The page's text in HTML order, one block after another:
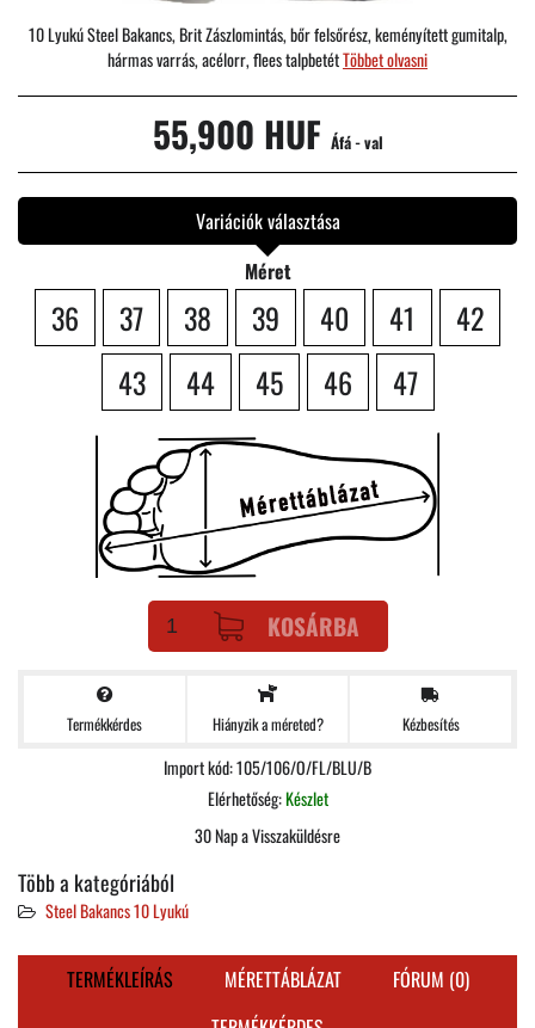
10 Lyukú Steel Bakancs, Brit Zászlomintás, bőr felsőrész, keményített gumitalp,
hármas varrás, acélorr, flees talpbetétTöbbet olvasni
55,900 HUF Áfá - val
Variációk választása
Méret
36 37 38 39 40 41
42
43
44 45 46 47
KOSÁRBA
Termékkérdes Hiányzik a méreted? Kézbesítés
Import kód: 105/106/O/FL/BLU/B
Elérhetőség:Készlet
30 Nap a Visszaküldésre
Több a kategóriából
Steel Bakancs 10 Lyukú
TERMÉKLEÍRÁS MÉRETTÁBLÁZAT
FÓRUM (0)